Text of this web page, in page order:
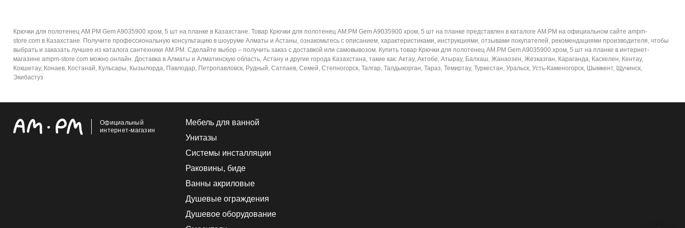
Крючки для полотенец AM.PM Gem A9035900 хром, 5 шт на планке в Казахстане. Товар Крючки для полотенец AM.PM Gem A9035900 хром, 5 шт на планке представлен в каталоге AM.PM на официальном сайте ampm-
store.com в Казахстане. Получите профессиональную консультацию в шоуруме Алматы и Астаны, ознакомьтесь с описанием, характеристиками, инструкциями, отзывами покупателей, рекомендациями производителя, чтобы
выбрать и заказать лучшее из каталога сантехники AM.PM. Сделайте выбор – получить заказ с доставкой или самовывозом. Купить товар Крючки для полотенец AM.PM Gem A9035900 хром, 5 шт на планке в интернет-
магазине ampm-store.com можно онлайн. Доставка в Алматы и Алматинскую область, Астану и другие города Казахстана, такие как: Актау, Актобе, Атырау, Балхаш, Жанаозен, Жезказган, Караганда, Каскелен, Кентау,
Кокшетау, Конаев, Костанай, Кульсары, Кызылорда, Павлодар, Петропавловск, Рудный, Сатпаев, Семей, Степногорск, Талгар, Талдыкорган, Тараз, Темиртау, Туркестан, Уральск, Усть-Каменогорск, Шымкент, Щучинск,
Экибастуз
Официальный
интернет-магазин
Мебель для ванной
Унитазы
Системы инсталляции
Раковины, биде
Ванны акриловые
Душевые ограждения
Душевое оборудование